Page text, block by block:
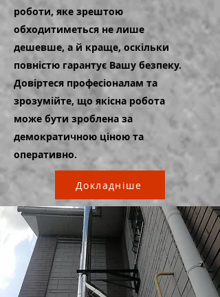
роботи, яке зрештою
обходитиметься не лише
дешевше, а й краще, оскільки
повністю гарантує Вашу безпеку.
Довіртеся професіоналам та
зрозумійте, що якісна робота
може бути зроблена за
демократичною ціною та
оперативно.
Докладніше